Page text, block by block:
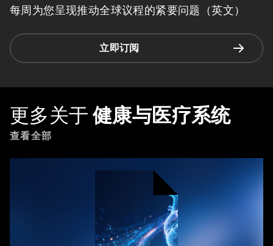
每周为您呈现推动全球议程的紧要问题（英文）
立即订阅
更多关于 健康与医疗系统
查看全部